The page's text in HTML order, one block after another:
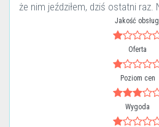
że nim jeździłem, dziś ostatni raz.
Jakość
Oferta
Poziom cen
Wygoda